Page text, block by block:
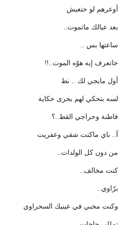
أوعرهم لو حتعيش
بعد عيالك ماتموت..
ساعتها بس ..
حاتعرف إيه هوّه الموت..!!
أول مايجي لك .. نط
لسه بتحكي لهم بحرى حكاية
فاطنة وحراجي القط..؟
آ.. باي ماكنت شقي وعفريت
من دون كل الولدات..
كنت مخالف..
برّاوي..
وكنت مخبي في عينيك السحراوي